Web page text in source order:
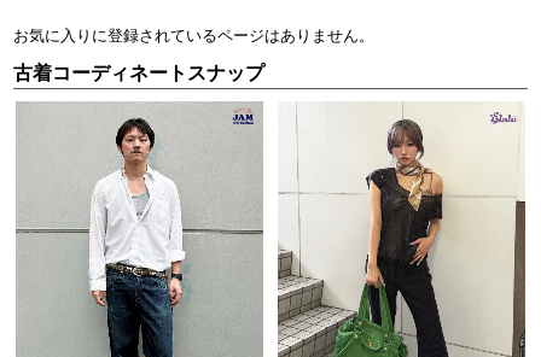
お気に入りに登録されているページはありません。
古着コーディネートスナップ